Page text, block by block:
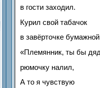
в гости заходил.
Курил свой табачок
в завёрточке
«Племянник, ты бы
рюмочку налил,
А то я чувствую